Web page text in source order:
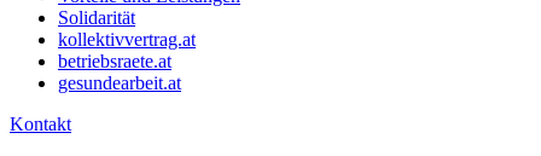
Solidarität
kollektivvertrag.at
betriebsraete.at
gesundearbeit.at
Kontakt